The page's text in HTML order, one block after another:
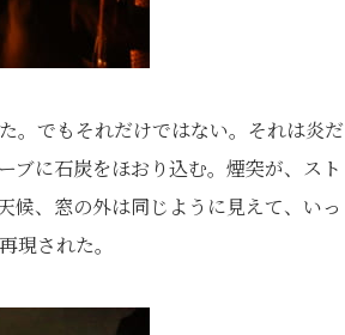
。でもそれだけではない。それは炎だ
ブに石炭をほおり込む。煙突が、スト
候、窓の外は同じように見えて、いっ
現された。